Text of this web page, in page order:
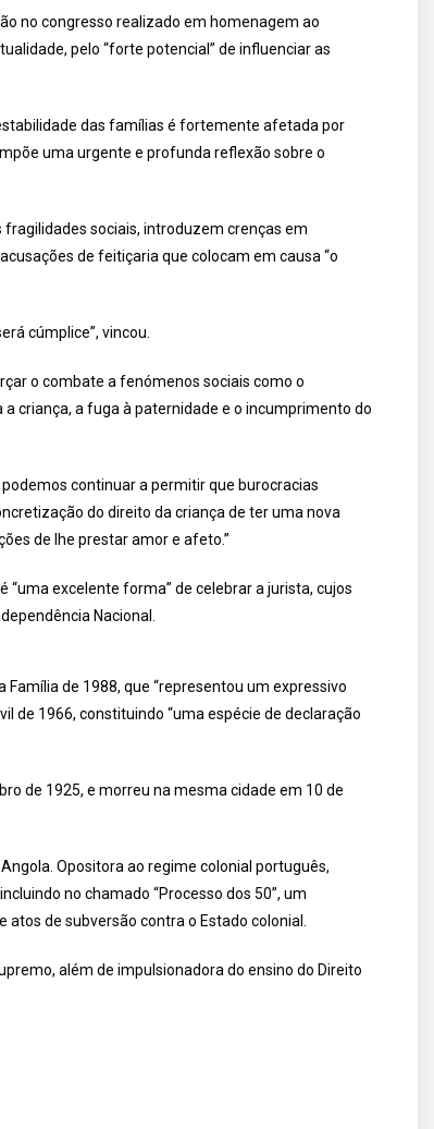
no congresso realizado em homenagem ao
pelo “forte potencial” de influenciar as
das famílias é fortemente afetada por
uma urgente e profunda reflexão sobre o
sociais, introduzem crenças em
de feitiçaria que colocam em causa “o
cúmplice”, vincou.
o combate a fenómenos sociais como o
criança, a fuga à paternidade e o incumprimento do
continuar a permitir que burocracias
do direito da criança de ter uma nova
de lhe prestar amor e afeto.”
excelente forma” de celebrar a jurista, cujos
Nacional.
de 1988, que “representou um expressivo
de 1966, constituindo “uma espécie de declaração
de 1925, e morreu na mesma cidade em 10 de
Opositora ao regime colonial português,
no chamado “Processo dos 50”, um
de subversão contra o Estado colonial.
além de impulsionadora do ensino do Direito